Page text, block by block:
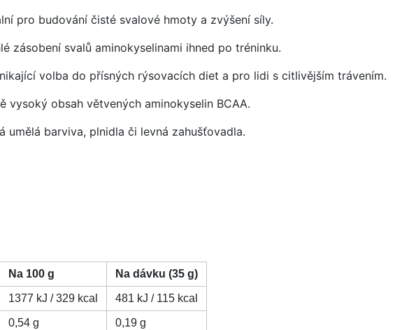
pro budování čisté svalové hmoty a zvýšení síly.
zásobení svalů aminokyselinami ihned po tréninku.
volba do přísných rýsovacích diet a pro lidi s citlivějším trávením.
vysoký obsah větvených aminokyselin BCAA.
umělá barviva, plnidla či levná zahušťovadla.
Na 100 g Na dávku (35 g)
1377 kJ / 329 kcal 481 kJ / 115 kcal
0,54 g 0,19 g